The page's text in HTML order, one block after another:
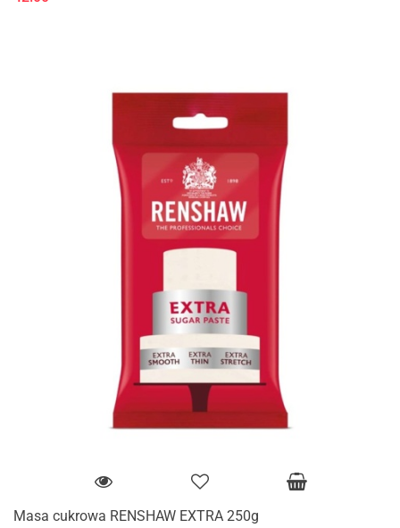
Masa cukrowa RENSHAW EXTRA 250g